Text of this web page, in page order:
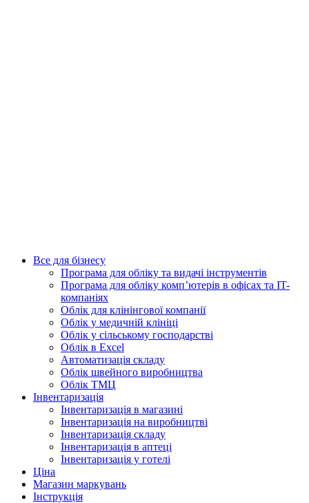
Все для бізнесу
Програма для обліку та видачі інструментів
Програма для обліку комп’ютерів в офісах та IT-
компаніях
Облік для клінінгової компанії
Облік у медичній клініці
Облік у сільському господарстві
Облік в Excel
Автоматизація складу
Облік швейного виробництва
Облік ТМЦ
Інвентаризація
Інвентаризація в магазині
Інвентаризація на виробництві
Інвентаризація складу
Інвентаризація в аптеці
Інвентаризація у готелі
Ціна
Магазин маркувань
Інструкція